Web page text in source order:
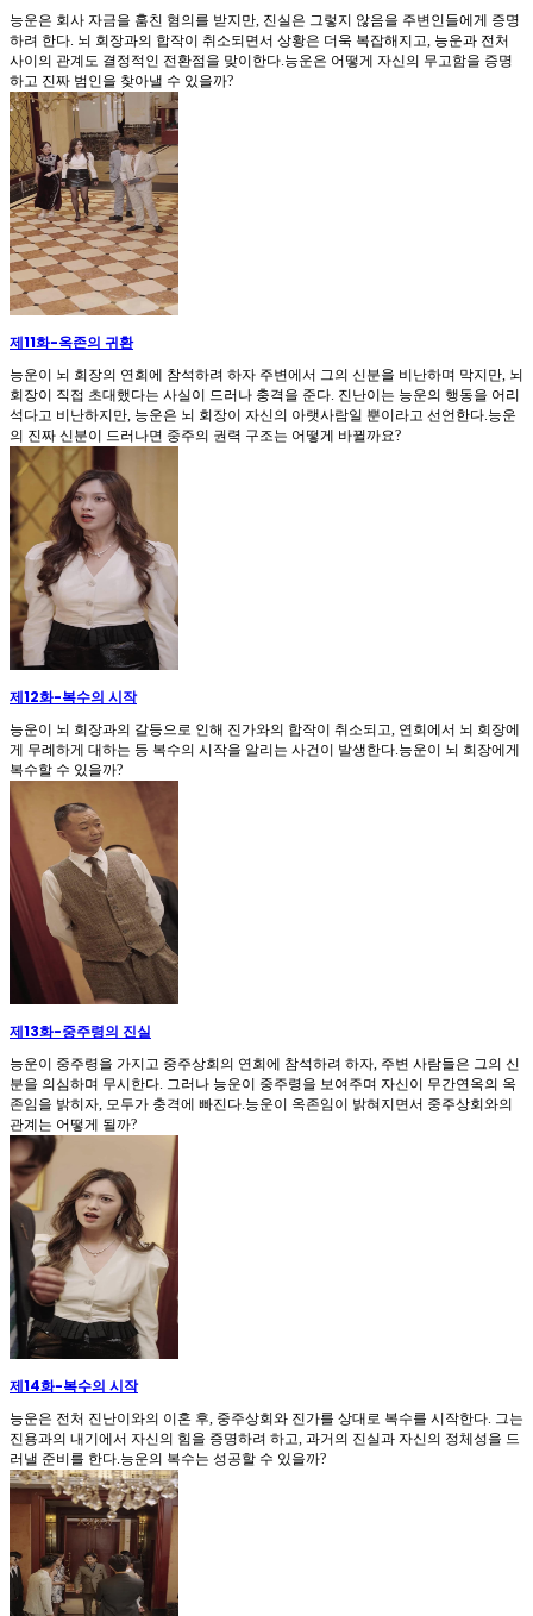
능운은 회사 자금을 훔친 혐의를 받지만, 진실은 그렇지 않음을 주변인들에게 증명
하려 한다. 뇌 회장과의 합작이 취소되면서 상황은 더욱 복잡해지고, 능운과 전처
사이의 관계도 결정적인 전환점을 맞이한다.능운은 어떻게 자신의 무고함을 증명
하고 진짜 범인을 찾아낼 수 있을까?
제11화-옥존의 귀환
능운이 뇌 회장의 연회에 참석하려 하자 주변에서 그의 신분을 비난하며 막지만, 뇌
회장이 직접 초대했다는 사실이 드러나 충격을 준다. 진난이는 능운의 행동을 어리
석다고 비난하지만, 능운은 뇌 회장이 자신의 아랫사람일 뿐이라고 선언한다.능운
의 진짜 신분이 드러나면 중주의 권력 구조는 어떻게 바뀔까요?
제12화-복수의 시작
능운이 뇌 회장과의 갈등으로 인해 진가와의 합작이 취소되고, 연회에서 뇌 회장에
게 무례하게 대하는 등 복수의 시작을 알리는 사건이 발생한다.능운이 뇌 회장에게
복수할 수 있을까?
제13화-중주령의 진실
능운이 중주령을 가지고 중주상회의 연회에 참석하려 하자, 주변 사람들은 그의 신
분을 의심하며 무시한다. 그러나 능운이 중주령을 보여주며 자신이 무간연옥의 옥
존임을 밝히자, 모두가 충격에 빠진다.능운이 옥존임이 밝혀지면서 중주상회와의
관계는 어떻게 될까?
제14화-복수의 시작
능운은 전처 진난이와의 이혼 후, 중주상회와 진가를 상대로 복수를 시작한다. 그는
진용과의 내기에서 자신의 힘을 증명하려 하고, 과거의 진실과 자신의 정체성을 드
러낼 준비를 한다.능운의 복수는 성공할 수 있을까?